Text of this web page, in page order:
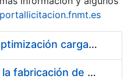
portallicitacion.fnmt.es
Pliego condiciones optimización cargas compras firmado
Acuerdo marco para la fabricación de piezas